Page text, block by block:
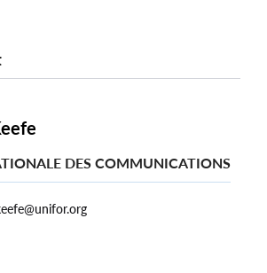
DES COMMUNICATIONS